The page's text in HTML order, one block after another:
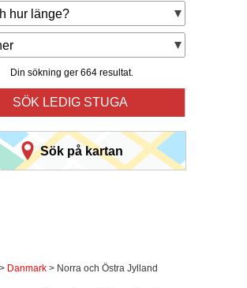
hur länge?
Din sökning ger 664 resultat.
SÖK LEDIG STUGA
Sök på kartan
> Danmark > Norra och Östra Jylland